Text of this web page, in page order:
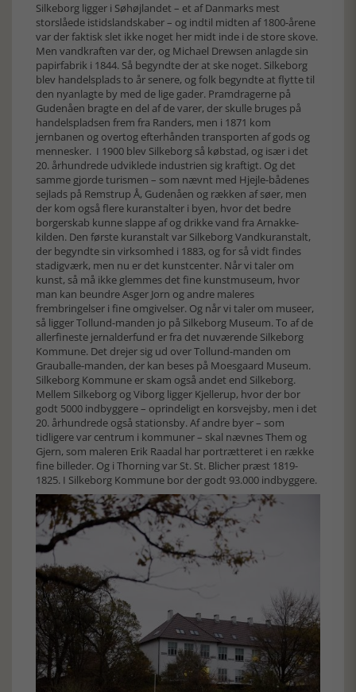
Silkeborg ligger i Søhøjlandet – et af Danmarks mest
storslåede istidslandskaber – og indtil midten af 1800-årene
var der faktisk slet ikke noget her midt inde i de store skove.
Men vandkraften var der, og Michael Drewsen anlagde sin
papirfabrik i 1844. Så begyndte der at ske noget. Silkeborg
blev handelsplads to år senere, og folk begyndte at flytte til
den nyanlagte by med de lige gader. Pramdragerne på
Gudenåen bragte en del af de varer, der skulle bruges på
handelspladsen frem fra Randers, men i 1871 kom
jernbanen og overtog efterhånden transporten af gods og
mennesker. I 1900 blev Silkeborg så købstad, og især i det
20. århundrede udviklede industrien sig kraftigt. Og det
samme gjorde turismen – som nævnt med Hjejle-bådenes
sejlads på Remstrup Å, Gudenåen og rækken af søer, men
der kom også flere kuranstalter i byen, hvor det bedre
borgerskab kunne slappe af og drikke vand fra Arnakke-
kilden. Den første kuranstalt var Silkeborg Vandkuranstalt,
der begyndte sin virksomhed i 1883, og for så vidt findes
stadigværk, men nu er det kunstcenter. Når vi taler om
kunst, så må ikke glemmes det fine kunstmuseum, hvor
man kan beundre Asger Jorn og andre maleres
frembringelser i fine omgivelser. Og når vi taler om museer,
så ligger Tollund-manden jo på Silkeborg Museum. To af de
allerfineste jernalderfund er fra det nuværende Silkeborg
Kommune. Det drejer sig ud over Tollund-manden om
Grauballe-manden, der kan beses på Moesgaard Museum.
Silkeborg Kommune er skam også andet end Silkeborg.
Mellem Silkeborg og Viborg ligger Kjellerup, hvor der bor
godt 5000 indbyggere – oprindeligt en korsvejsby, men i det
20. århundrede også stationsby. Af andre byer – som
tidligere var centrum i kommuner – skal nævnes Them og
Gjern, som maleren Erik Raadal har portrætteret i en række
fine billeder. Og i Thorning var St. St. Blicher præst 1819-
1825. I Silkeborg Kommune bor der godt 93.000 indbyggere.